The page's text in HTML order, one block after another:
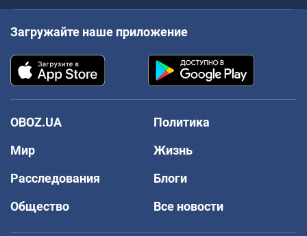
Загружайте наше приложение
OBOZ.UA
Политика
Мир
Жизнь
Расследования
Блоги
Общество
Все новости